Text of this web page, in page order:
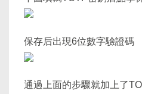
保存后出現6位數字驗證碼
通過上面的步驟就加上了